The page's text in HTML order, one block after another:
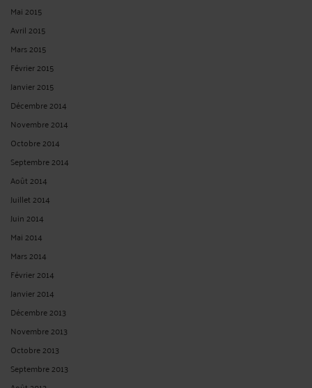
Mai 2015
Avril 2015
Mars 2015
Février 2015
Janvier 2015
Décembre 2014
Novembre 2014
Octobre 2014
Septembre 2014
Août 2014
Juillet 2014
Juin 2014
Mai 2014
Mars 2014
Février 2014
Janvier 2014
Décembre 2013
Novembre 2013
Octobre 2013
Septembre 2013